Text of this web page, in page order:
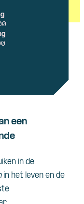
een
in de
in het leven en de